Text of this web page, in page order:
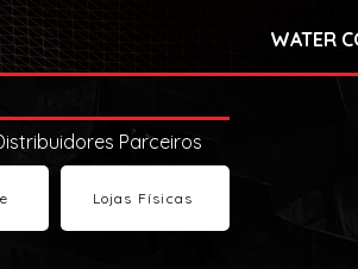
WATER
Parceiros
Lojas Físicas